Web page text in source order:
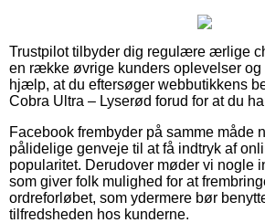
Trustpilot tilbyder dig regulære ærlige
en række øvrige kunders oplevelser og
hjælp, at du eftersøger webbutikkens
Cobra Ultra – Lyserød forud for at du
Facebook frembyder på samme måde
pålidelige genveje til at få indtryk af
popularitet. Derudover møder vi nogle
som giver folk mulighed for at
ordreforløbet, som ydermere bør
tilfredsheden hos kunderne.